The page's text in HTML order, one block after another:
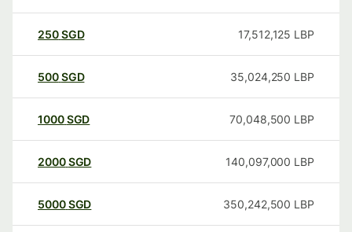
250SGD 17,512,125 LBP
500SGD 35,024,250 LBP
1000SGD 70,048,500 LBP
2000SGD 140,097,000 LBP
5000SGD 350,242,500 LBP